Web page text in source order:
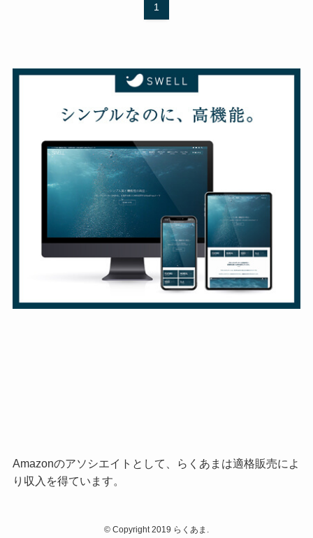
1
Amazonのアソシエイトとして、らくあまは適格販売によ
り収入を得ています。
© Copyright 2019 らくあま.